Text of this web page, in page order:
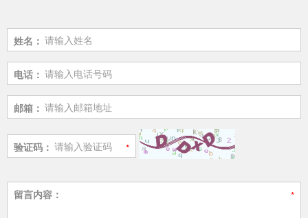
姓名：
电话：
邮箱：
验证码：
留言内容：